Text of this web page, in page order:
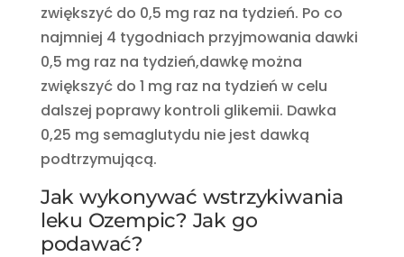
zwiększyć do 0,5 mg raz na tydzień. Po co
najmniej 4 tygodniach przyjmowania dawki
0,5 mg raz na tydzień,dawkę można
zwiększyć do 1 mg raz na tydzień w celu
dalszej poprawy kontroli glikemii. Dawka
0,25 mg semaglutydu nie jest dawką
podtrzymującą.
Jak wykonywać wstrzykiwania
leku Ozempic? Jak go
podawać?